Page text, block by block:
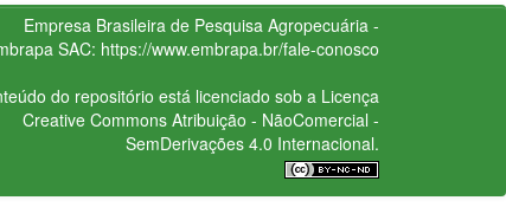
Empresa Brasileira de Pesquisa Agropecuária -
SAC: https://www.embrapa.br/fale-conosco
do repositório está licenciado sob a Licença
Creative CommonsAtribuição - NãoComercial -
SemDerivações 4.0 Internacional.